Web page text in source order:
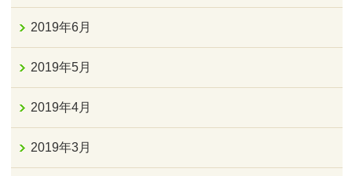
2019年6月
2019年5月
2019年4月
2019年3月